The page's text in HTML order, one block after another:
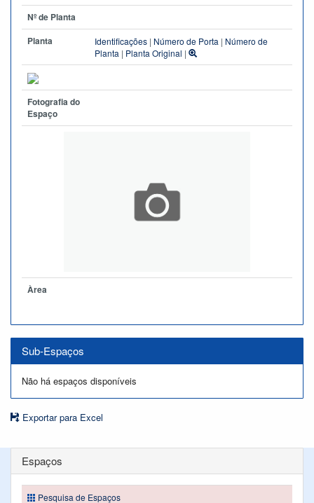
Nº de Planta
Planta
Identificações | Número de Porta | Número de
Planta | Planta Original |
Fotografia do
Espaço
Àrea
Sub-Espaços
Não há espaços disponíveis
Exportar para Excel
Espaços
Pesquisa de Espaços